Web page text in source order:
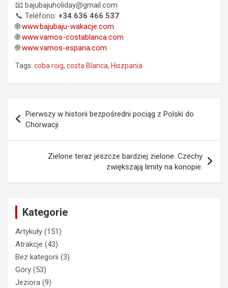
📧 bajubajuholiday@gmail.com
📞 Teléfono: +34 636 466 537
🌐www.bajubaju-wakacje.com
🌐www.vamos-costablanca.com
🌐www.vamos-espana.com
Tags: coba roig, costa Blanca, Hiszpania
wpisu
Pierwszy w historii bezpośredni pociąg z Polski do
Chorwacji
Zielone teraz jeszcze bardziej zielone. Czechy
zwiększają limity na konopie.
Kategorie
Artykuły (151)
Atrakcje (43)
Bez kategorii (3)
Góry (53)
Jeziora (9)